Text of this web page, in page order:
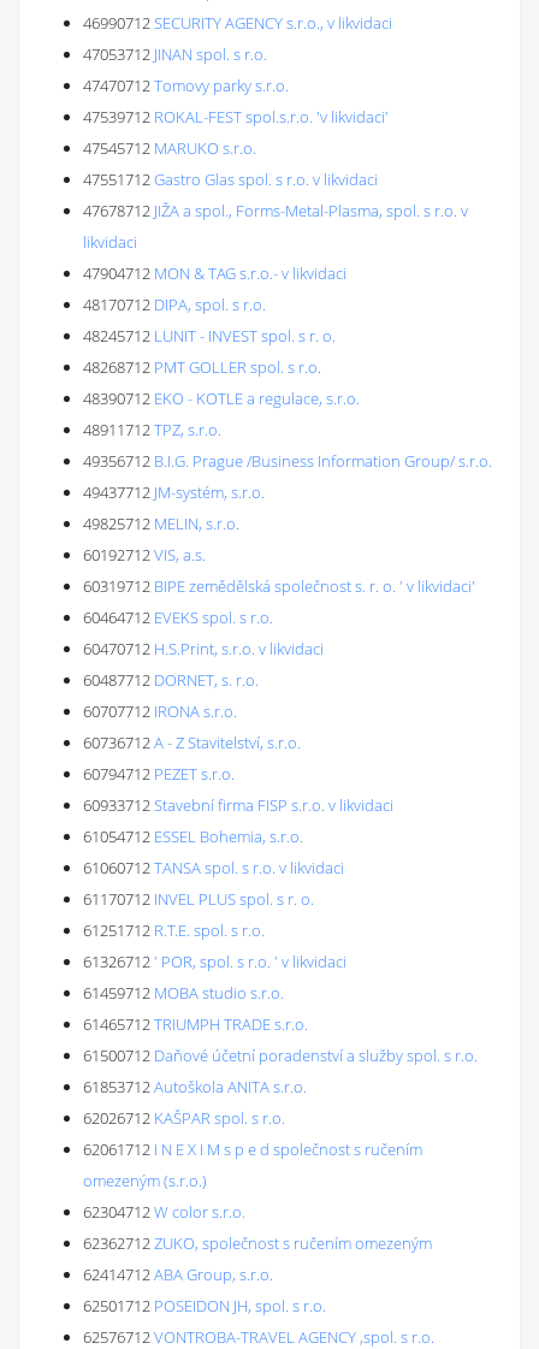
46990712SECURITY AGENCY s.r.o., v likvidaci
47053712 JINAN spol. s r.o.
47470712Tomovy parky s.r.o.
47539712 ROKAL-FEST spol.s.r.o. 'v likvidaci'
47545712 MARUKO s.r.o.
47551712Gastro Glas spol. s r.o. v likvidaci
47678712 JIŽA a spol., Forms-Metal-Plasma, spol. s r.o. v
likvidaci
47904712 MON & TAG s.r.o.- v likvidaci
48170712 DIPA, spol. s r.o.
48245712 LUNIT - INVEST spol. s r. o.
48268712 PMT GOLLER spol. s r.o.
48390712 EKO - KOTLE a regulace, s.r.o.
48911712TPZ, s.r.o.
49356712 B.I.G. Prague /Business Information Group/ s.r.o.
49437712 JM-systém, s.r.o.
49825712 MELIN, s.r.o.
60192712VIS, a.s.
60319712 BIPE zemědělská společnost s. r. o. ' v likvidaci'
60464712 EVEKS spol. s r.o.
60470712 H.S.Print, s.r.o. v likvidaci
60487712 DORNET, s. r.o.
60707712 IRONA s.r.o.
60736712A - Z Stavitelství, s.r.o.
60794712 PEZET s.r.o.
60933712Stavební firma FISP s.r.o. v likvidaci
61054712 ESSEL Bohemia, s.r.o.
61060712TANSA spol. s r.o. v likvidaci
61170712 INVEL PLUS spol. s r. o.
61251712 R.T.E. spol. s r.o.
61326712' POR, spol. s r.o. ' v likvidaci
61459712 MOBA studio s.r.o.
61465712TRIUMPH TRADE s.r.o.
61500712 Daňové účetní poradenství a služby spol. s r.o.
61853712Autoškola ANITA s.r.o.
62026712 KAŠPAR spol. s r.o.
62061712 I N E X I M s p e d společnost s ručením
omezeným (s.r.o.)
62304712W color s.r.o.
62362712ZUKO, společnost s ručením omezeným
62414712ABA Group, s.r.o.
62501712 POSEIDON JH, spol. s r.o.
62576712VONTROBA-TRAVEL AGENCY ,spol. s r.o.